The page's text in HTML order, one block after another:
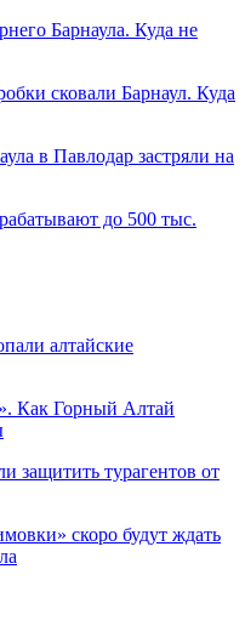
Барнаула. Куда не
сковали Барнаул. Куда
в Павлодар застряли на
до 500 тыс.
алтайские
Как Горный Алтай
защитить турагентов от
скоро будут ждать